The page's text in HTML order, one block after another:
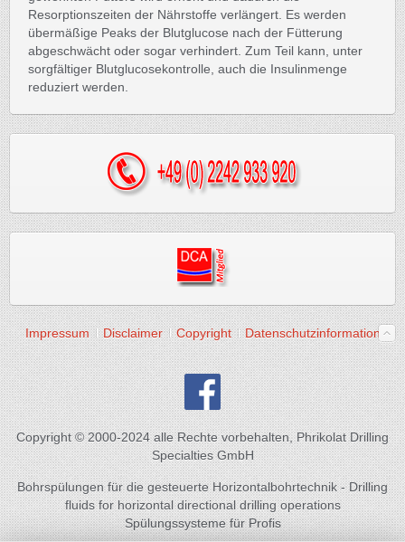
Resorptionszeiten der Nährstoffe verlängert. Es werden
übermäßige Peaks der Blutglucose nach der Fütterung
abgeschwächt oder sogar verhindert. Zum Teil kann, unter
sorgfältiger Blutglucosekontrolle, auch die Insulinmenge
reduziert werden.
Impressum Disclaimer Copyright Datenschutzinformation
Copyright © 2000-2024 alle Rechte vorbehalten, Phrikolat Drilling
Specialties GmbH
Bohrspülungen für die gesteuerte Horizontalbohrtechnik - Drilling
fluids for horizontal directional drilling operations
Spülungssysteme für Profis